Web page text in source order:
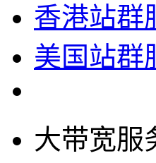
香港站群
美国站群
大带宽服